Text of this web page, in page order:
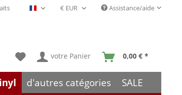
Français- FR Assistance/aide
votre Panier 0,00 € *
d'autres catégories SALE